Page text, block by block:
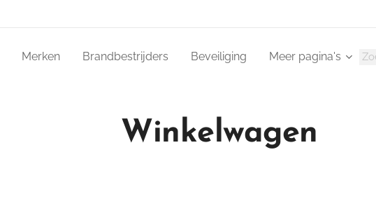
Merken Brandbestrijders Beveiliging Meer pagina's
Winkelwagen